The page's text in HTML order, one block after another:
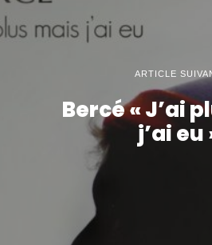
ARTICLE
Bercé « J’ai
j’ai eu